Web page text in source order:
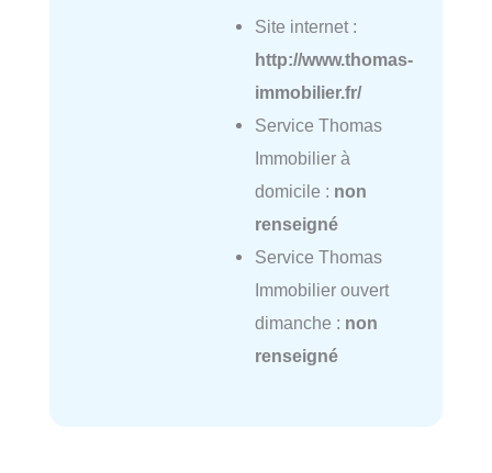
Site internet :
http://www.thomas-
immobilier.fr/
Service Thomas
Immobilier à
domicile : non
renseigné
Service Thomas
Immobilier ouvert
dimanche : non
renseigné